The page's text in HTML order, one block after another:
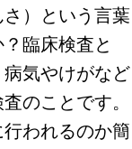
）という言葉
臨床検査と
気やけがなど
のことです。
われるのか簡